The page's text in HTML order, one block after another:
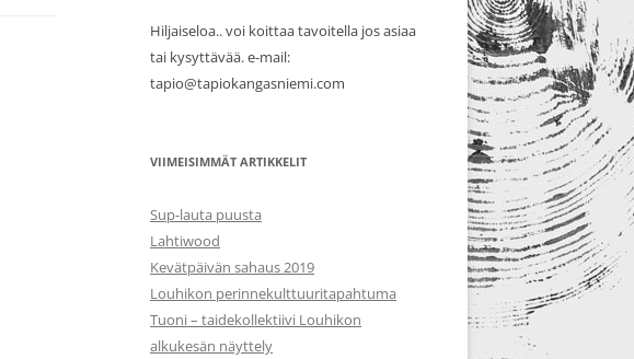
Hiljaiseloa.. voi koittaa tavoitella jos asiaa
tai kysyttävää. e-mail:
tapio@tapiokangasniemi.com
VIIMEISIMMÄT ARTIKKELIT
Sup-lauta puusta
Lahtiwood
Kevätpäivän sahaus 2019
Louhikon perinnekulttuuritapahtuma
Tuoni – taidekollektiivi Louhikon
alkukesän näyttely